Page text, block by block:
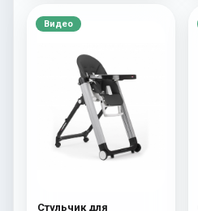
Видео
Стульчик для